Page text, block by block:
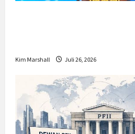
Kim Marshall Juli 26, 2026